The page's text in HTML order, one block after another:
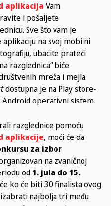
aplikacija Vam
i pošaljete
Sve što vam je
na svoj mobilni
ubacite prateći
razglednica“ biće
mreža i mejla.
dostupna je na Play store-
operativni sistem.
razglednice pomoću
aplikacije, moći će da
za izbor
na zvaničnoj
od 1. jula do 15.
ko će biti 30 finalista ovog
najbolja tri među